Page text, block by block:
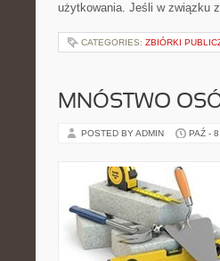
użytkowania. Jeśli w związku
CATEGORIES: ZBIÓRKI
MNÓSTWO
POSTED BY ADMIN PAŹ -